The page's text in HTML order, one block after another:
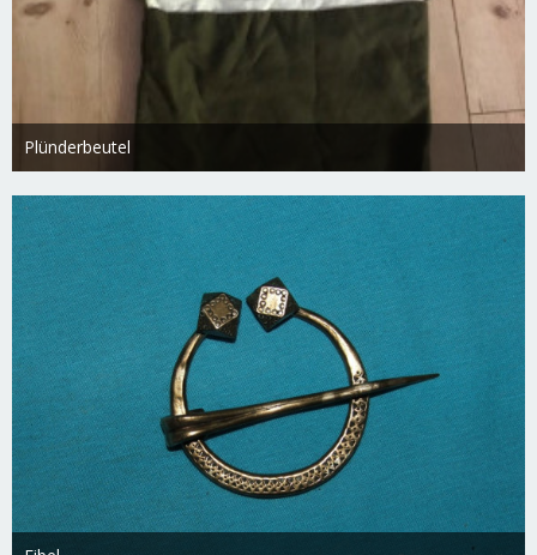
Plünderbeutel
Freydis
18. Februar 2019
2.713
0 0